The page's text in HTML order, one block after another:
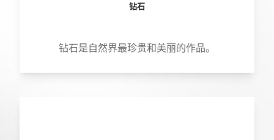
钻石
钻石是自然界最珍贵和美丽的作品。